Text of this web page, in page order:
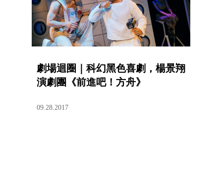
劇場迴圈｜科幻黑色喜劇，楊景翔
演劇團《前進吧！方舟》
09.28.2017